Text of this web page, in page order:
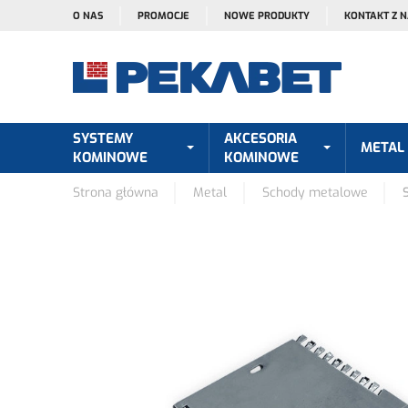
O NAS PROMOCJE NOWE PRODUKTY KONTAKT Z
SYSTEMY
KOMINOWE
AKCESORIA
KOMINOWE
METAL
Strona główna Metal Schody metalowe